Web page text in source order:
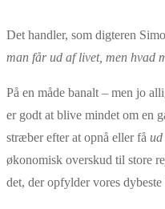
Det handler, som digteren
man får ud af livet, men hvad
På en måde banalt – men jo
er godt at blive mindet om en
stræber efter at opnå eller få ud
økonomisk overskud til store
det, der opfylder vores